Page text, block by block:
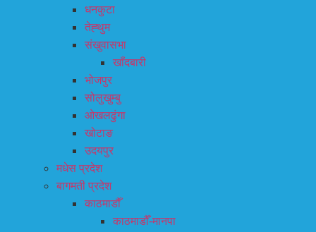
धनकुटा
तेह्थुम
संखुवासभा
खाँदबारी
भोजपुर
सोलुखुम्बु
ओखलढुंगा
खोटाङ
उदयपुर
मधेस प्रदेश
बागमती प्रदेश
काठमाडौँ
काठमाडौँ-मानपा